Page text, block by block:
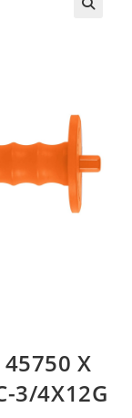
45750 X
3/4X12G